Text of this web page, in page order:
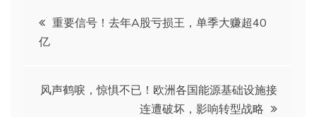
文
章
导
重要信号！去年A股亏损王，单季大赚超40
亿
风声鹤唳，惊惧不已！欧洲各国能源基础设施接
连遭破坏，影响转型战略